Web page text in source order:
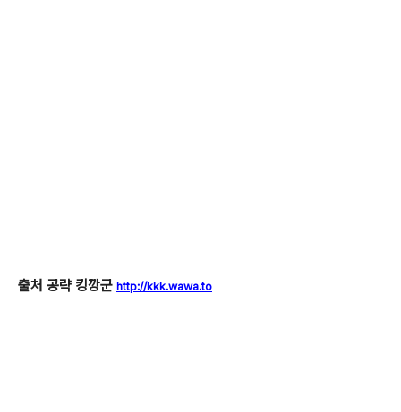
출처 공략 킹깡군 http://kkk.wawa.to